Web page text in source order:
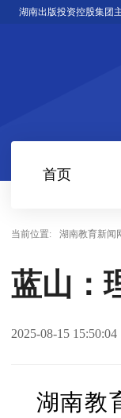
湖南出版投资控股集团
首页
当前位置: 湖南教育新闻
蓝山：
2025-08-15 15:50:04
湖南教